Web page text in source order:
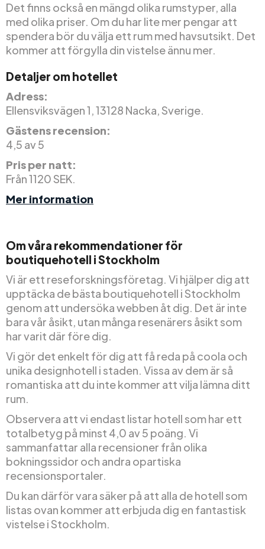
Det finns också en mängd olika rumstyper, alla
med olika priser. Om du har lite mer pengar att
spendera bör du välja ett rum med havsutsikt. Det
kommer att förgylla din vistelse ännu mer.
Detaljer om hotellet
Adress:
Ellensviksvägen 1, 13128 Nacka, Sverige.
Gästens recension:
4,5 av 5
Pris per natt:
Från 1120 SEK.
Mer information
Om våra rekommendationer för
boutiquehotell i Stockholm
Vi är ett reseforskningsföretag. Vi hjälper dig att
upptäcka de bästa boutiquehotell i Stockholm
genom att undersöka webben åt dig. Det är inte
bara vår åsikt, utan många resenärers åsikt som
har varit där före dig.
Vi gör det enkelt för dig att få reda på coola och
unika designhotell i staden. Vissa av dem är så
romantiska att du inte kommer att vilja lämna ditt
rum.
Observera att vi endast listar hotell som har ett
totalbetyg på minst 4,0 av 5 poäng. Vi
sammanfattar alla recensioner från olika
bokningssidor och andra opartiska
recensionsportaler.
Du kan därför vara säker på att alla de hotell som
listas ovan kommer att erbjuda dig en fantastisk
vistelse i Stockholm.